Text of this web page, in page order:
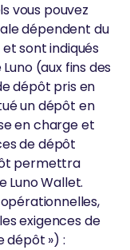
vous pouvez
dépendent du
sont indiqués
(aux fins des
dépôt pris en
un dépôt en
en charge et
de dépôt
permettra
Luno Wallet.
exigences de
dépôt ») :